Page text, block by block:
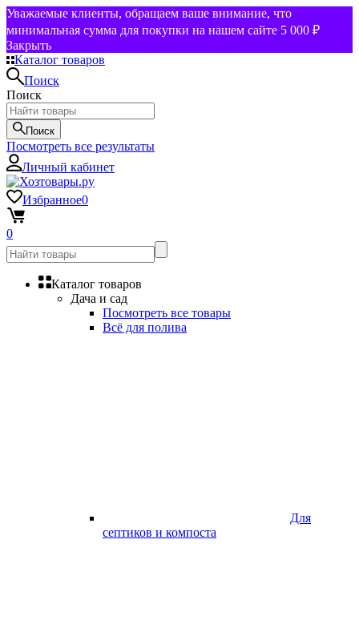
Уважаемые клиенты, обращаем ваше внимание, что
минимальная сумма для покупки на нашем сайте 5 000 ₽
Закрыть
Каталог товаров
Поиск
Поиск
Поиск
Посмотреть все результаты
Личный кабинет
Избранное0
0
Каталог товаров
Дача и сад
Посмотреть все товары
Всё для полива
Для
септиков и компоста